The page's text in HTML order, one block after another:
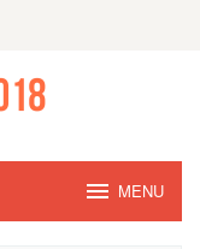
MENU